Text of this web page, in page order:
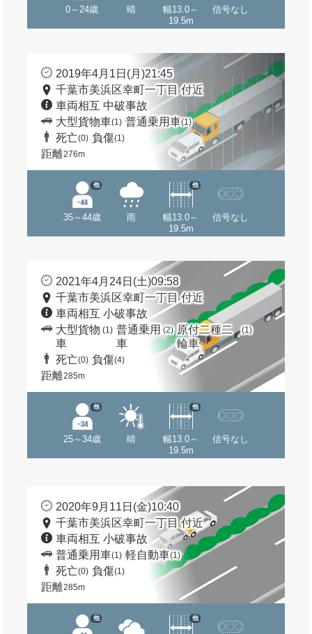
0～24歳 晴
幅13.0～
19.5m
信号なし
2019年4月1日(月)21:45
千葉市美浜区幸町一丁目 付近
車両相互 中破事故
大型貨物車(1) 普通乗用車(1)
死亡(0) 負傷(1)
距離276m
35～44歳
他
雨
幅13.0～
19.5m
他
信号なし
2021年4月24日(土)09:58
千葉市美浜区幸町一丁目 付近
車両相互 小破事故
大型貨物
車
(1) 普通乗用
車
(2) 原付二種二
輪車
(1)
死亡(0) 負傷(4)
距離285m
25～34歳
他
晴
幅13.0～
19.5m
他
信号なし
2020年9月11日(金)10:40
千葉市美浜区幸町一丁目 付近
車両相互 小破事故
普通乗用車(1) 軽自動車(1)
死亡(0) 負傷(1)
距離285m
他 他